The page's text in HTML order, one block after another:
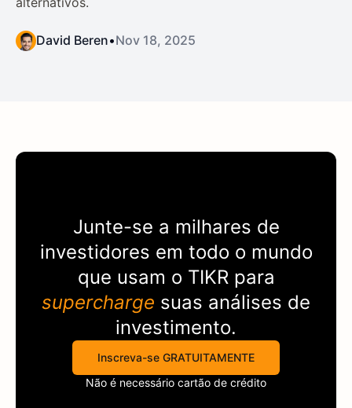
David Beren•Nov 18, 2025
Junte-se a milhares de
investidores em todo o mundo
que usam o TIKR para
supercharge suas análises de
investimento.
Inscreva-se GRATUITAMENTE
Não é necessário cartão de crédito